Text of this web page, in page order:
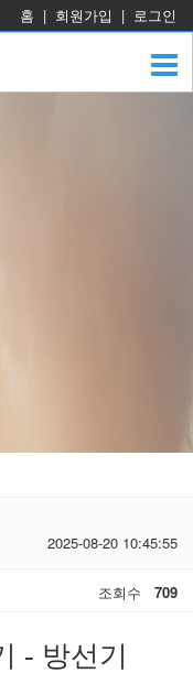
홈 | 회원가입 | 로그인
2025-08-20 10:45:55
조회수 709
- 방선기